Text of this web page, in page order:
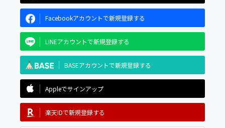
Facebookアカウントで新規登録する
LINEアカウントで新規登録する
BASEアカウントで新規登録する
Appleでサインアップ
楽天IDで新規登録する